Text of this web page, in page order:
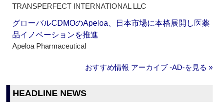
TRANSPERFECT INTERNATIONAL LLC
グローバルCDMOのApeloa、日本市場に本格展開し医薬
品イノベーションを推進
Apeloa Pharmaceutical
おすすめ情報 アーカイブ ‐AD‐を見る »
HEADLINE NEWS